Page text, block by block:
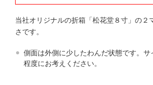
当社オリジナルの折箱「松花堂８寸」の２
さです。
側面は外側に少したわんだ状態です。サ
程度にお考えください。